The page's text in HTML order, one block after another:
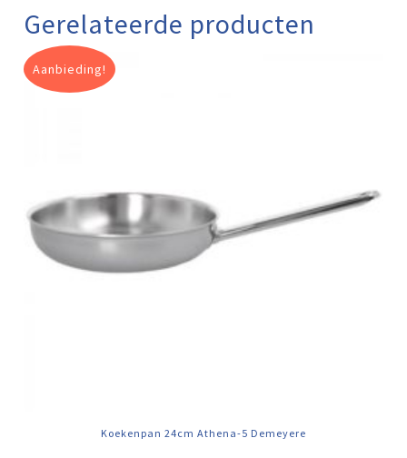
Gerelateerde producten
Aanbieding!
Koekenpan 24cm Athena-5 Demeyere